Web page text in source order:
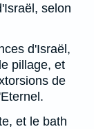
selon
d'Israël,
pillage, et
de
et le bath